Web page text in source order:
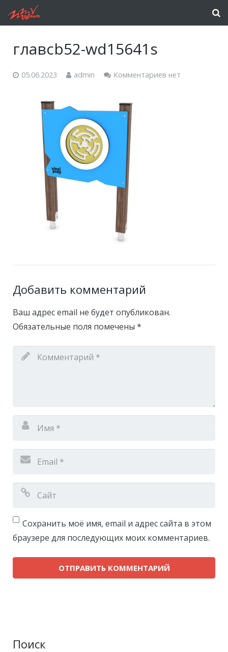
главcb52-wd15641s
05.06.2023 admin Комментариев нет
Добавить комментарий
Ваш адрес email не будет опубликован.
Обязательные поля помечены *
Сохранить моё имя, email и адрес сайта в этом
браузере для последующих моих комментариев.
Поиск